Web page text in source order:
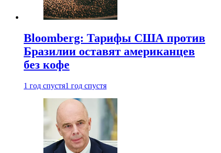
Bloomberg: Тарифы США против
Бразилии оставят американцев
без кофе
1 год спустя1 год спустя